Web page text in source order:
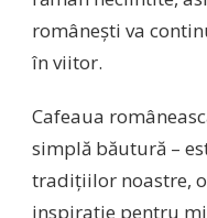
românești va
în viitor.
Cafeaua
simplă băutură –
tradițiilor noastre,
inspirație pentru